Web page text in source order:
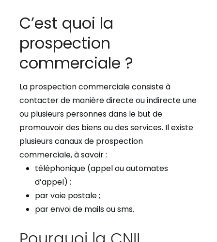
C’est quoi la
prospection
commerciale ?
La prospection commerciale consiste à
contacter de manière directe ou indirecte une
ou plusieurs personnes dans le but de
promouvoir des biens ou des services. Il existe
plusieurs canaux de prospection
commerciale, à savoir :
téléphonique (appel ou automates
d’appel) ;
par voie postale ;
par envoi de mails ou sms.
Pourquoi la CNIL